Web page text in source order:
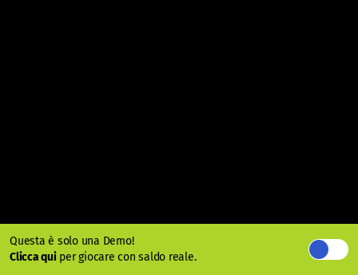
Questa è solo una Demo!
Clicca quiper giocare con saldo reale.